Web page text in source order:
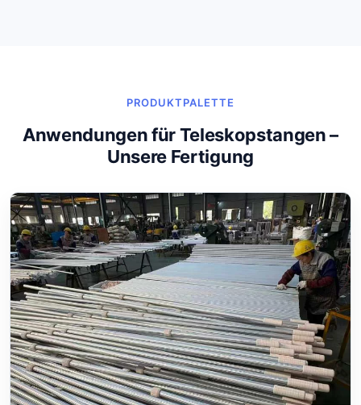
PRODUKTPALETTE
Anwendungen für Teleskopstangen –
Unsere Fertigung